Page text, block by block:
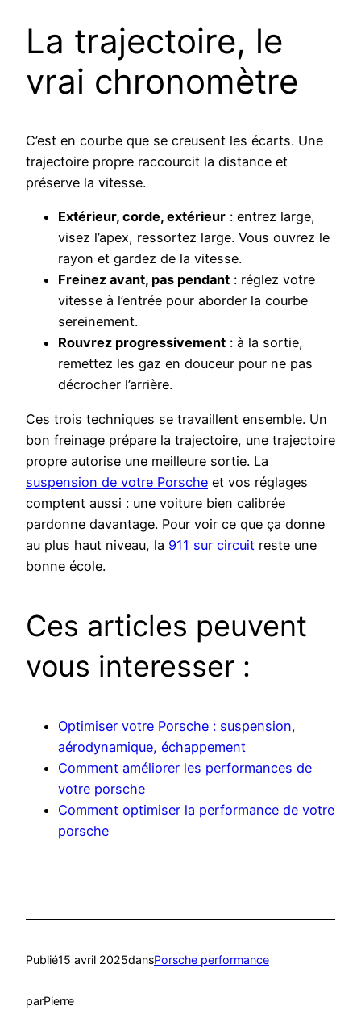
La trajectoire, le
vrai chronomètre
C’est en courbe que se creusent les écarts. Une
trajectoire propre raccourcit la distance et
préserve la vitesse.
Extérieur, corde, extérieur : entrez large,
visez l’apex, ressortez large. Vous ouvrez le
rayon et gardez de la vitesse.
Freinez avant, pas pendant : réglez votre
vitesse à l’entrée pour aborder la courbe
sereinement.
Rouvrez progressivement : à la sortie,
remettez les gaz en douceur pour ne pas
décrocher l’arrière.
Ces trois techniques se travaillent ensemble. Un
bon freinage prépare la trajectoire, une trajectoire
propre autorise une meilleure sortie. La
suspension de votre Porsche et vos réglages
comptent aussi : une voiture bien calibrée
pardonne davantage. Pour voir ce que ça donne
au plus haut niveau, la 911 sur circuit reste une
bonne école.
Ces articles peuvent
vous interesser :
Optimiser votre Porsche : suspension,
aérodynamique, échappement
Comment améliorer les performances de
votre porsche
Comment optimiser la performance de votre
porsche
Publié15 avril 2025dansPorsche performance
parPierre